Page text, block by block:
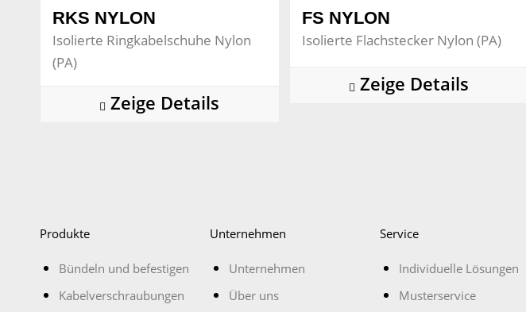
RKS NYLON
Isolierte Ringkabelschuhe Nylon
(PA)
Zeige Details
FS NYLON
Isolierte Flachstecker Nylon (PA)
Zeige Details
Produkte
Bündeln und befestigen
Kabelverschraubungen
Unternehmen
Unternehmen
Über uns
Service
Individuelle Lösungen
Musterservice